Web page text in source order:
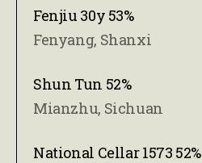
Fenjiu 30y 53%
Fenyang, Shanxi
Shun Tun 52%
Mianzhu, Sichuan
National Cellar 1573 52%